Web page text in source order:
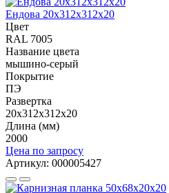
Ендова 20х312х312х20
Цвет
RAL 7005
Название цвета
мышино-серый
Покрытие
ПЭ
Развертка
20х312х312х20
Длина (мм)
2000
Цена по запросу
Артикул: 000005427